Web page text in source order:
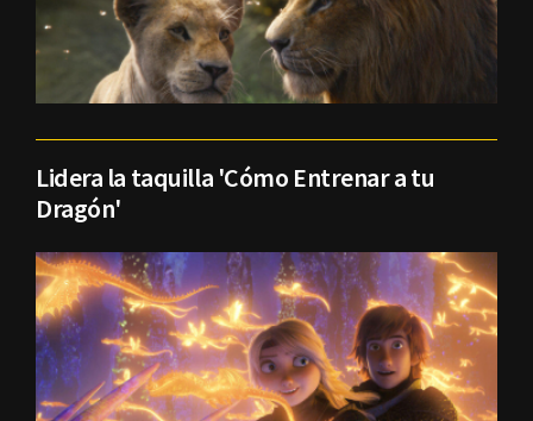
Lidera la taquilla 'Cómo Entrenar a tu
Dragón'